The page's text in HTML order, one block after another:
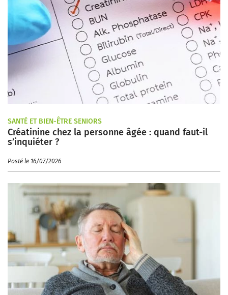
SANTÉ ET BIEN-ÊTRE SENIORS
Créatinine chez la personne âgée : quand faut-il
s’inquiéter ?
Posté le 16/07/2026